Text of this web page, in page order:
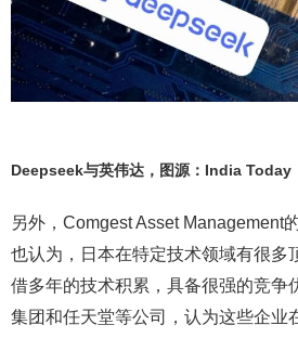
Deepseek与英伟达，图源：India Today
另外，Comgest Asset Management
也认为，日本在特定技术领域有很多
借多年的技术积累，具备很强的竞争
集团和任天堂等公司，认为这些企业